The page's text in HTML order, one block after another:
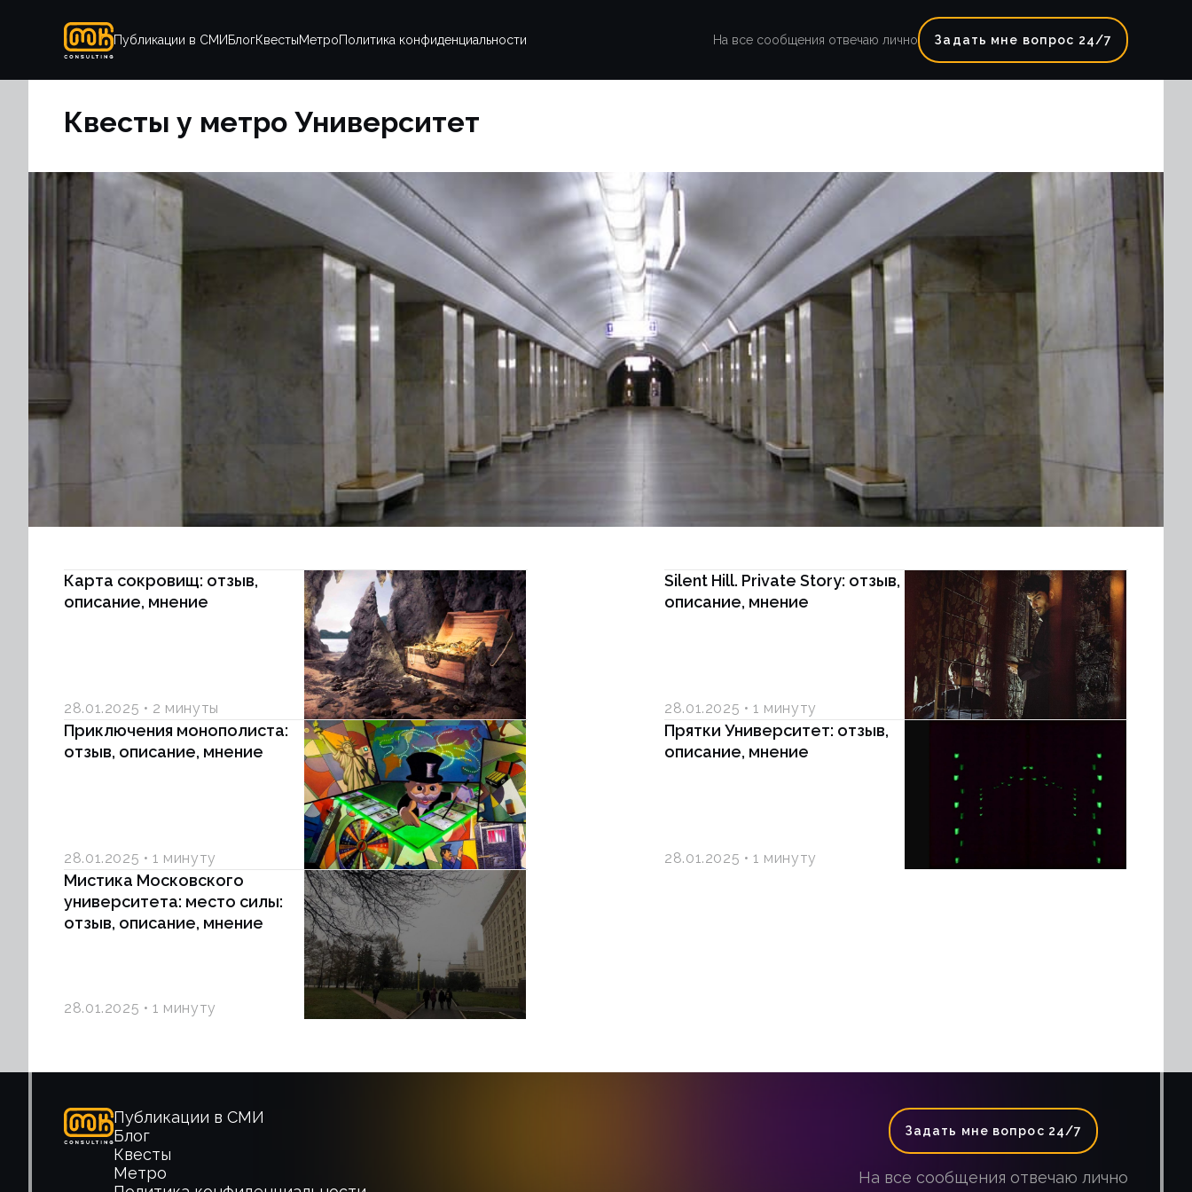
Публикации в СМИ БлогКвестыМетроПолитика конфиденциальности На все сообщения отвечаю лично Задать мне вопрос 24/7
Квесты у метро Университет
Карта сокровищ: отзыв,
описание, мнение
28.01.2025 2 минуты
Silent Hill. Private Story: отзыв,
описание, мнение
28.01.2025 1 минуту
Приключения монополиста:
отзыв, описание, мнение
28.01.2025 1 минуту
Прятки Университет: отзыв,
описание, мнение
28.01.2025 1 минуту
Мистика Московского
университета: место силы:
отзыв, описание, мнение
28.01.2025 1 минуту
Публикации в СМИ
Блог
Квесты
Метро
Задать мне вопрос 24/7
На все сообщения отвечаю лично